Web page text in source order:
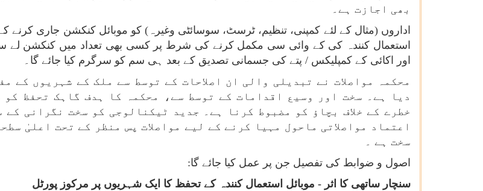
بھی اجازت ہے۔
اداروں (مثال کے لئے کمپنی، تنظیم، ٹرسٹ، سوسائٹی وغیرہ) کو موبائل کنکشن جاری کرنے
استعمال کنندہ کی کے وائی سی مکمل کرنے کی شرط پر کسی بھی تعداد میں کنکشن لے
اور اکائی کے کمپلیکس / پتے کی جسمانی تصدیق کے بعد ہی سم کو سرگرم کیا جائے گا۔
محکمہ مواصلات نے تبدیلی والی ان اصلاحات کے توسط سے ملک کے شہریوں کے
دیا ہے۔ سخت اور وسیع اقدامات کے توسط سے، محکمہ کا ہدف گاہک تحفظ کو
خطرے کے خلاف بچاؤ کو مضبوط کرنا ہے۔ جدید ٹیکنالوجی کو سخت نگرانی
اعتماد مواصلاتی ماحول مہیا کرنے کے لیے مواصلات پس منظر کے تحت اعلیٰ
سخت ہے ۔
اصول و ضوابط کی تفصیل جن پر عمل کیا جائے گا:
سنچار ساتھی کا اثر - موبائل استعمال کنندہ کے تحفظ کا ایک شہریوں پر مرکوز پورٹل